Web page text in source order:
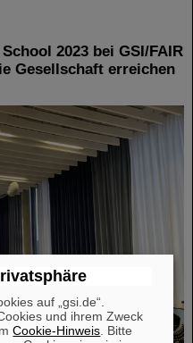
2023 bei GSI/FAIR
Gesellschaft erreichen
auf „gsi.de“.
und ihrem Zweck
Cookie-Hinweis . Bitte